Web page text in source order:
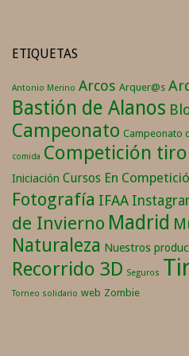
ETIQUETAS
Antonio Merino Arcos Arquer@s
Bastión de Alanos
Campeonato Campeonato
comida Competición
Iniciación Cursos En
Fotografía IFAA
de Invierno Madrid
Naturaleza Nuestros
Recorrido 3D Seguros
Torneo solidario web Zombie